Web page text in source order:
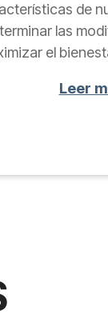
de
las
el
Leer